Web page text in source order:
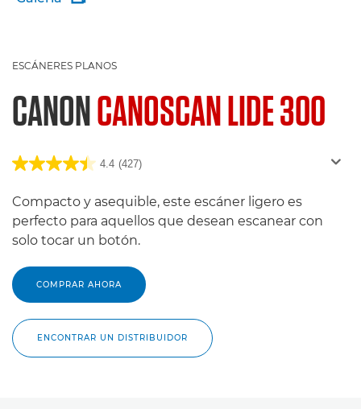
ESCÁNERES PLANOS
CANONCANOSCAN LIDE 300
4.4 (427)
Compacto y asequible, este escáner ligero es
perfecto para aquellos que desean escanear con
solo tocar un botón.
COMPRAR AHORA
ENCONTRAR UN DISTRIBUIDOR